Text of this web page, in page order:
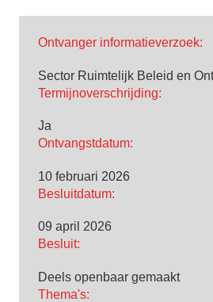
Ontvanger informatieverzoek:
Sector Ruimtelijk Beleid en
Termijnoverschrijding:
Ja
Ontvangstdatum:
10 februari 2026
Besluitdatum:
09 april 2026
Besluit:
Deels openbaar gemaakt
Thema's: